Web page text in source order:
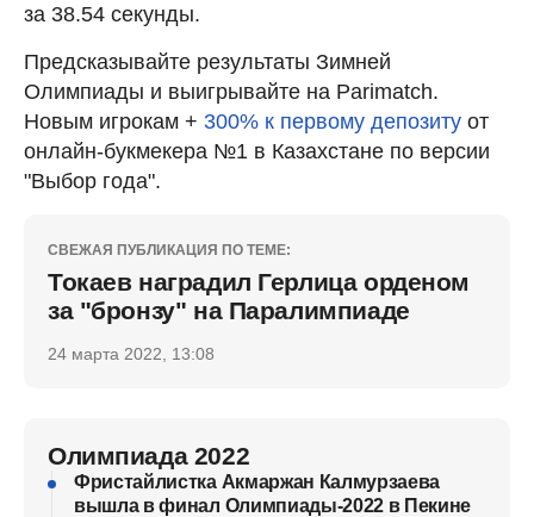
за 38.54 секунды.
Предсказывайте результаты Зимней
Олимпиады и выигрывайте на Parimatch.
Новым игрокам + 300% к первому депозиту от
онлайн-букмекера №1 в Казахстане по версии
"Выбор года".
СВЕЖАЯ ПУБЛИКАЦИЯ ПО ТЕМЕ:
Токаев наградил Герлица орденом
за "бронзу" на Паралимпиаде
24 марта 2022, 13:08
Олимпиада 2022
Фристайлистка Акмаржан Калмурзаева
вышла в финал Олимпиады-2022 в Пекине